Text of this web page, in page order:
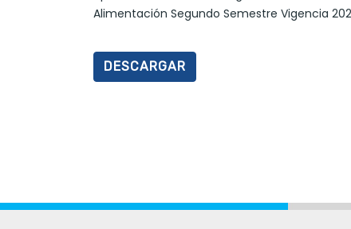
Alimentación Segundo Semestre Vigencia
DESCARGAR